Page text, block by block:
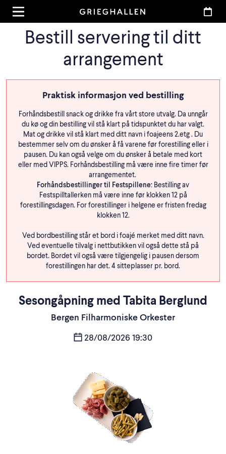
Bestill servering til ditt
arrangement
Praktisk informasjon ved bestilling
Forhåndsbestill snack og drikke fra vårt store utvalg. Da unngår
du kø og din bestilling vil stå klart på tidspunktet du har valgt.
Mat og drikke vil stå klart med ditt navn i foajeens 2.etg . Du
bestemmer selv om du ønsker å få varene før forestilling eller i
pausen. Du kan også velge om du ønsker å betale med kort
eller med VIPPS. Forhåndsbestilling må være inne fire timer før
arrangementet.
Forhåndsbestillinger til Festspillene: Bestilling av
Festspilltallerken må være inne før klokken 12 på
forestillingsdagen. For forestillinger i helgene er fristen fredag
klokken 12.
Ved bordbestilling står et bord i foajé merket med ditt navn.
Ved eventuelle tilvalg i nettbutikken vil også dette stå på
bordet. Bordet vil også være tilgjengelig i pausen dersom
forestillingen har det. 4 sitteplasser pr. bord.
Sesongåpning med Tabita Berglund
Bergen Filharmoniske Orkester
28/08/2026 19:30